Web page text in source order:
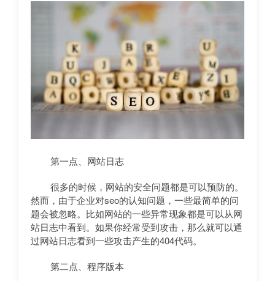
第一点、网站日志
很多的时候，网站的安全问题都是可以预防的。
然而，由于企业对seo的认知问题，一些最简单的问
题会被忽略。比如网站的一些异常现象都是可以从网
站日志中看到。如果你经常受到攻击，那么就可以通
过网站日志看到一些攻击产生的404代码。
第二点、程序版本